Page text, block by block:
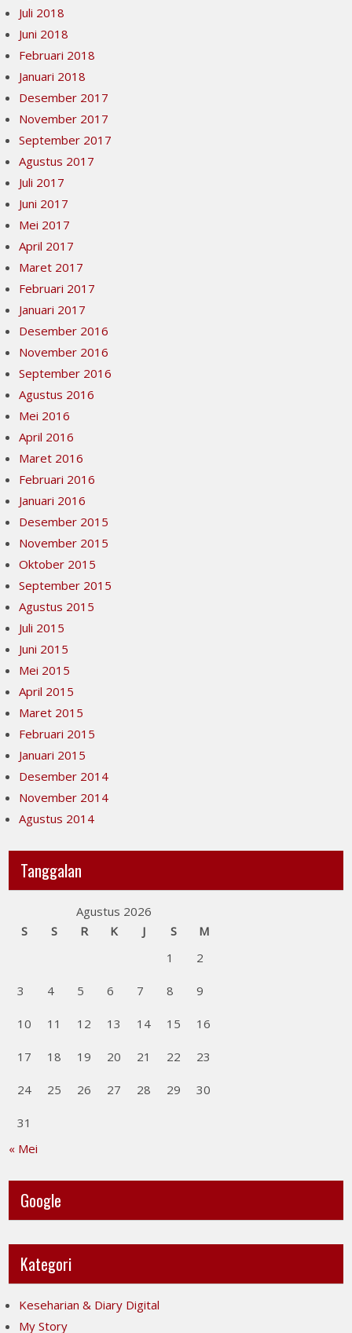
Juli 2018
Juni 2018
Februari 2018
Januari 2018
Desember 2017
November 2017
September 2017
Agustus 2017
Juli 2017
Juni 2017
Mei 2017
April 2017
Maret 2017
Februari 2017
Januari 2017
Desember 2016
November 2016
September 2016
Agustus 2016
Mei 2016
April 2016
Maret 2016
Februari 2016
Januari 2016
Desember 2015
November 2015
Oktober 2015
September 2015
Agustus 2015
Juli 2015
Juni 2015
Mei 2015
April 2015
Maret 2015
Februari 2015
Januari 2015
Desember 2014
November 2014
Agustus 2014
Tanggalan
Agustus 2026
S
S R K J S
M
1
2
3 4 5 6 7 8 9
10 11 12 13 14 15 16
17 18 19 20 21 22 23
24 25 26 27 28 29 30
31
« Mei
Google
Kategori
Keseharian & Diary Digital
My Story